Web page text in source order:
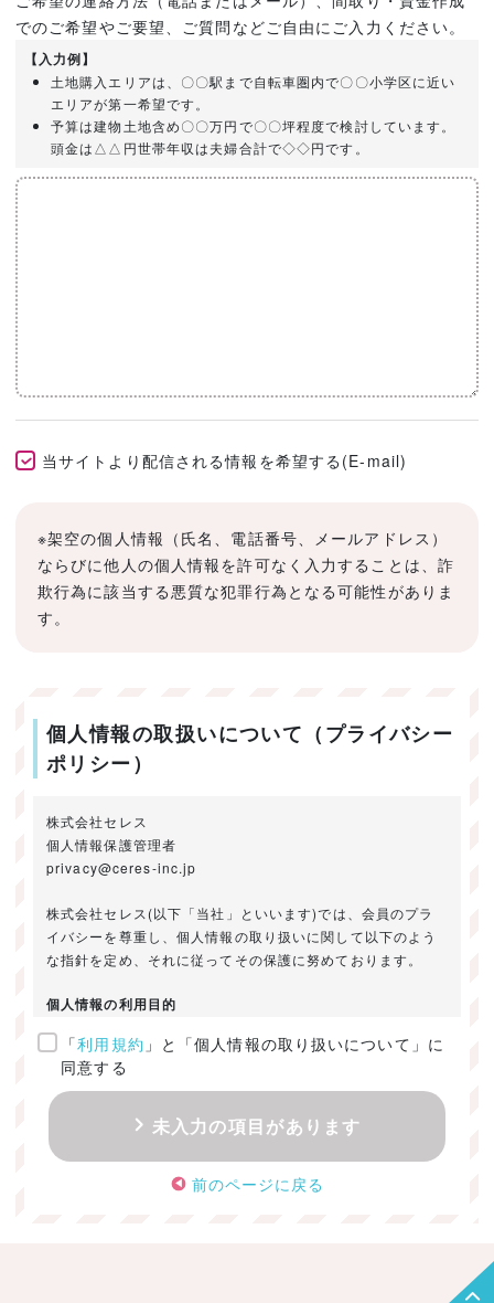
でのご希望やご要望、ご質問などご自由にご入力ください。
【入力例】
土地購入エリアは、〇〇駅まで自転車圏内で〇〇小学区に近い
エリアが第一希望です。
予算は建物土地含め〇〇万円で〇〇坪程度で検討しています。
頭金は△△円世帯年収は夫婦合計で◇◇円です。
当サイトより配信される情報を希望する(E-mail)
※架空の個人情報（氏名、電話番号、メールアドレス）
ならびに他人の個人情報を許可なく入力することは、詐
欺行為に該当する悪質な犯罪行為となる可能性がありま
す。
個人情報の取扱いについて（プライバシー
ポリシー）
株式会社セレス
個人情報保護管理者
privacy@ceres-inc.jp
株式会社セレス(以下「当社」といいます)では、会員のプラ
イバシーを尊重し、個人情報の取り扱いに関して以下のよう
な指針を定め、それに従ってその保護に努めております。
個人情報の利用目的
ご提供いただきました個人情報は、以下のためにのみ利用い
たします。
・お問い合わせに対する回答及び資料送付のご連絡
・当社のお客様向けサービスの提供
・本人確認
・サービスの開発・改善のための分析
「利用規約 」と「個人情報の取り扱いについて」に
同意する
未入力の項目があります
前のページに戻る